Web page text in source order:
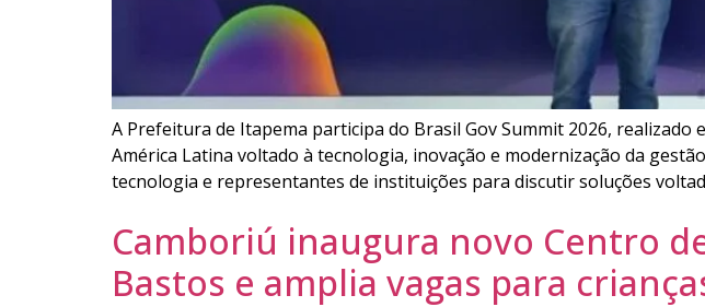
A Prefeitura de Itapema participa do Brasil Gov Summit 2026,
América Latina voltado à tecnologia, inovação e modernização da
tecnologia e representantes de instituições para discutir soluções
Camboriú inaugura novo Centro
Bastos e amplia vagas para